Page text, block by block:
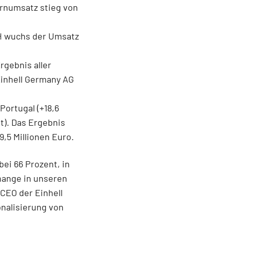
stieg von
wuchs der Umsatz
aller
Germany AG
(+18,6
Das Ergebnis
Millionen Euro.
66 Prozent, in
in unseren
der Einhell
von